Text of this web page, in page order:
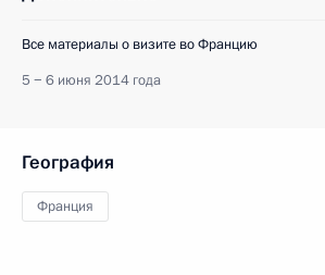
Все материалы о визите во Францию
5 − 6 июня 2014 года
География
Франция